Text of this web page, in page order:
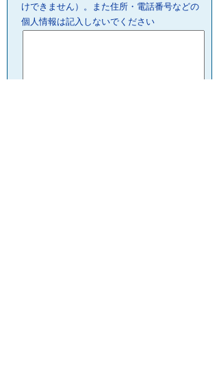
けできません）。また住所・電話番号などの
個人情報は記入しないでください